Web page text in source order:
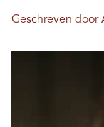
Geschreven door